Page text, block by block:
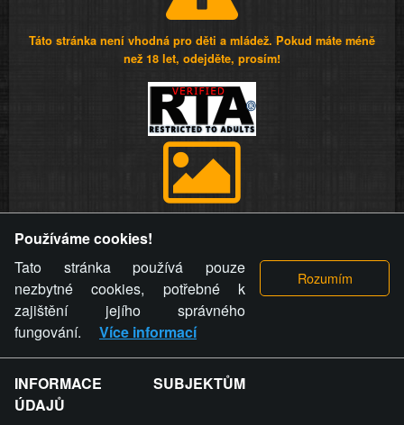
Táto stránka není vhodná pro děti a mládež. Pokud máte méně
než 18 let, odejděte, prosím!
videa a komentáře. Osoba, které se toto opatření provozovatele
stránky týče, ani osoba, která umístila fotografii nebo video na
stránku, nemůže z důvodu odstranění fotografie, videa nebo
komentáře pro výše uvedenou okolnost uplatnit vůči
provozovateli stránky žádný nárok na náhradu škody nebo
nemajetkové újmy.
ZVRÁCENÝ.CZ - Svět není zvrácenej. To jen
Používáme cookies!
Tato stránka používá pouze
nezbytné cookies, potřebné k
zajištění jejího správného
fungování.
Více informací
INFORMACE SUBJEKTŮM
ÚDAJŮ